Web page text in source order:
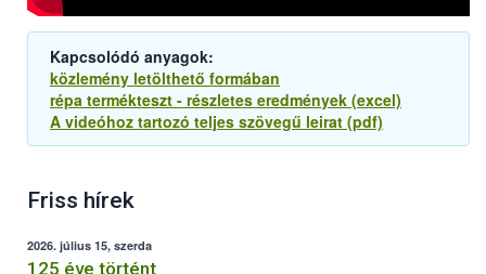
Kapcsolódó anyagok:
közlemény letölthető formában
répa termékteszt - részletes eredmények (excel)
A videóhoz tartozó teljes szövegű leirat (pdf)
Friss hírek
2026. július 15, szerda
125 éve történt